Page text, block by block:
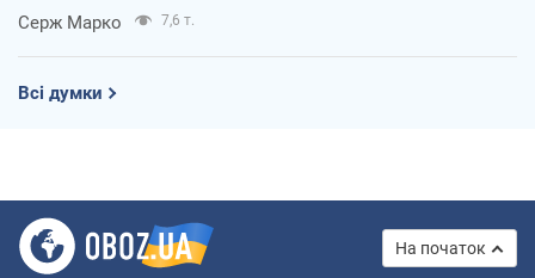
Серж Марко 7,6 т.
Всі думки
На початок